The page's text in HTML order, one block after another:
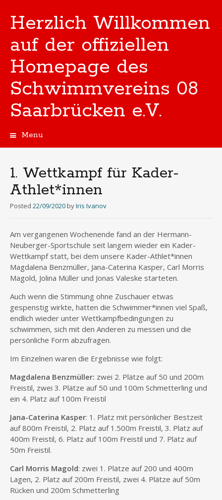
Herzlich Willkommen
auf der offiziellen
Homepage des
Schwimmvereins 08
Saarbrücken e.V.
Menu
1. Wettkampf für Kader-
Athlet*innen
Posted 22/09/2020 byIris Ivanov
Am vergangenen Wochenende fand an der Hermann-
Neuberger-Sportschule seit langem wieder ein Kader-
Wettkampf statt, bei dem unsere Kader-Athlet*innen
Magdalena Benzmüller, Jana-Caterina Kasper, Carl Morris
Magold, Jolina Müller und Jonas Valeske starteten.
Auch wenn die Stimmung ohne Zuschauer etwas
gespenstig wirkte, hatten die Schwimmer*innen viel Spaß,
endlich wieder unter Wettkampfbedingungen zu
schwimmen, sich mit den Anderen zu messen und die
persönliche Form abzufragen.
Im Einzelnen waren die Ergebnisse wie folgt:
Magdalena Benzmüller: zwei 2. Plätze auf 50 und 200m
Freistil, zwei 3. Plätze auf 50 und 100m Schmetterling und
ein 4. Platz auf 100m Freistil
Jana-Caterina Kasper: 1. Platz mit persönlicher Bestzeit
auf 800m Freistil, 2. Platz auf 1.500m Freistil, 3. Platz auf
400m Freistil, 6. Platz auf 100m Freistil und 7. Platz auf
50m Freistil.
Carl Morris Magold: zwei 1. Plätze auf 200 und 400m
Lagen, 2. Platz auf 200m Freistil, zwei 4. Plätze auf 50m
Rücken und 200m Schmetterling